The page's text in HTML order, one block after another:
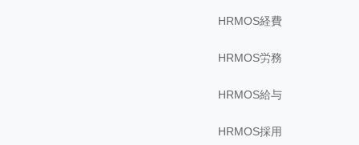
HRMOS経費
HRMOS労務
HRMOS給与
HRMOS採用